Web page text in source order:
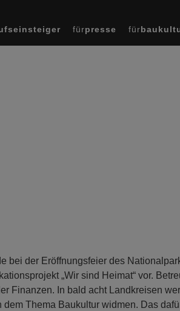
fürpresse für
bei der Eröffnungsfeier des
„Wir sind Heimat“ vor.
Finanzen. In bald acht Landkreisen
Thema Baukultur widmen. Das